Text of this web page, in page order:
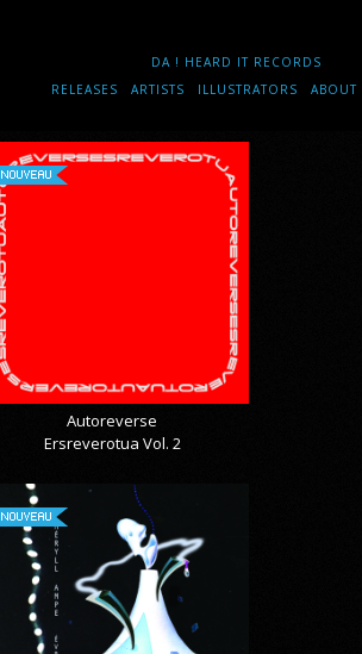
DA ! HEARD IT RECORDS
RELEASES
ARTISTS ILLUSTRATORS ABOUT
NOUVEAU
Autoreverse
Ersreverotua Vol. 2
NOUVEAU